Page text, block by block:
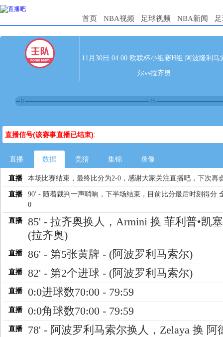
首页 NBA视频 足球视频 NBA新闻
11月30日 04:00 欧联杯小组赛H组 阿波隆利马
尔vs拉齐奥
0 45
直播信号(该赛事直播已结束):
直播 数据 竞猜 集锦 录像
直播 本场比赛结束，最终比分为2-0，感谢大家关注直播吧，下次再
直播
90' - 随着裁判一声哨响，下半场结束，目前比分最后时刻得分
0
直播
85' - 拉齐奥换人，Armini 换 菲利普•凯
(拉齐奥)
直播 86' - 第5张黄牌 - (阿波罗利马索尔)
直播 82' - 第2个进球 - (阿波罗利马索尔)
直播 0:0进球数70:00 - 79:59
直播 0:0角球数70:00 - 79:59
直播
78' - 阿波罗利马索尔换人，Zelaya 换 阿